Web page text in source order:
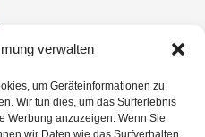
verwalten
um Geräteinformationen zu
Wir tun dies, um das Surferlebnis
Werbung anzuzeigen. Wenn Sie
wir Daten wie das Surfverhalten
18,00€
In den Warenkorb